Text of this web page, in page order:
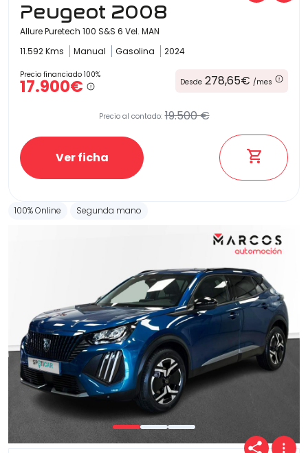
Peugeot 2008
Allure Puretech 100 S&S 6 Vel. MAN
11.592 Kms
Manual Gasolina 2024
Precio financiado 100%
17.900€ Desde 278,65€ /mes
Precio al contado: 19.500 €
Ver ficha
100% Online Segunda mano